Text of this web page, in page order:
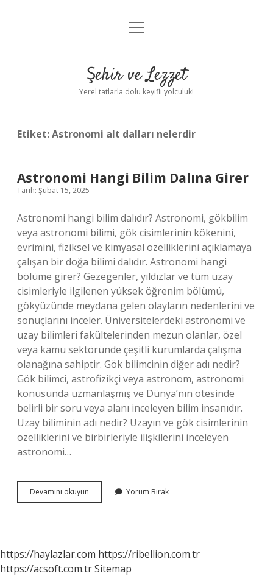
Anasayfa
Yasal Uyarı
menüyü
Şehir ve Lezzet
Yerel tatlarla dolu keyifli yolculuk!
Etiket:Astronomi alt dalları nelerdir
Astronomi Hangi Bilim Dalına Girer
Tarih: Şubat 15, 2025
Astronomi hangi bilim dalıdır? Astronomi, gökbilim
veya astronomi bilimi, gök cisimlerinin kökenini,
evrimini, fiziksel ve kimyasal özelliklerini açıklamaya
çalışan bir doğa bilimi dalıdır. Astronomi hangi
bölüme girer? Gezegenler, yıldızlar ve tüm uzay
cisimleriyle ilgilenen yüksek öğrenim bölümü,
gökyüzünde meydana gelen olayların nedenlerini ve
sonuçlarını inceler. Üniversitelerdeki astronomi ve
uzay bilimleri fakültelerinden mezun olanlar, özel
veya kamu sektöründe çeşitli kurumlarda çalışma
olanağına sahiptir. Gök bilimcinin diğer adı nedir?
Gök bilimci, astrofizikçi veya astronom, astronomi
konusunda uzmanlaşmış ve Dünya’nın ötesinde
belirli bir soru veya alanı inceleyen bilim insanıdır.
Uzay biliminin adı nedir? Uzayın ve gök cisimlerinin
özelliklerini ve birbirleriyle ilişkilerini inceleyen
astronomi…
Devamını okuyun Astronomi
Hangi
Yorum Bırak
https://haylazlar.com https://ribellion.com.tr
https://acsoft.com.trSitemap